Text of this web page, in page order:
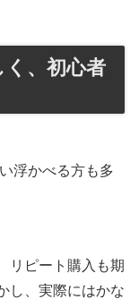
、初心者
浮かべる方も多
リピート購入も期
し、実際にはかな